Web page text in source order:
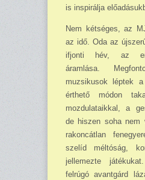
is inspirálja
Nem kétséges, az
az idő. Oda az
ifjonti hév, az
áramlása.
muzsikusok léptek
érthető módon
mozdulataikkal, a
de hiszen soha
rakoncátlan
szelíd méltóság,
jellemezte
felrúgó avantgárd